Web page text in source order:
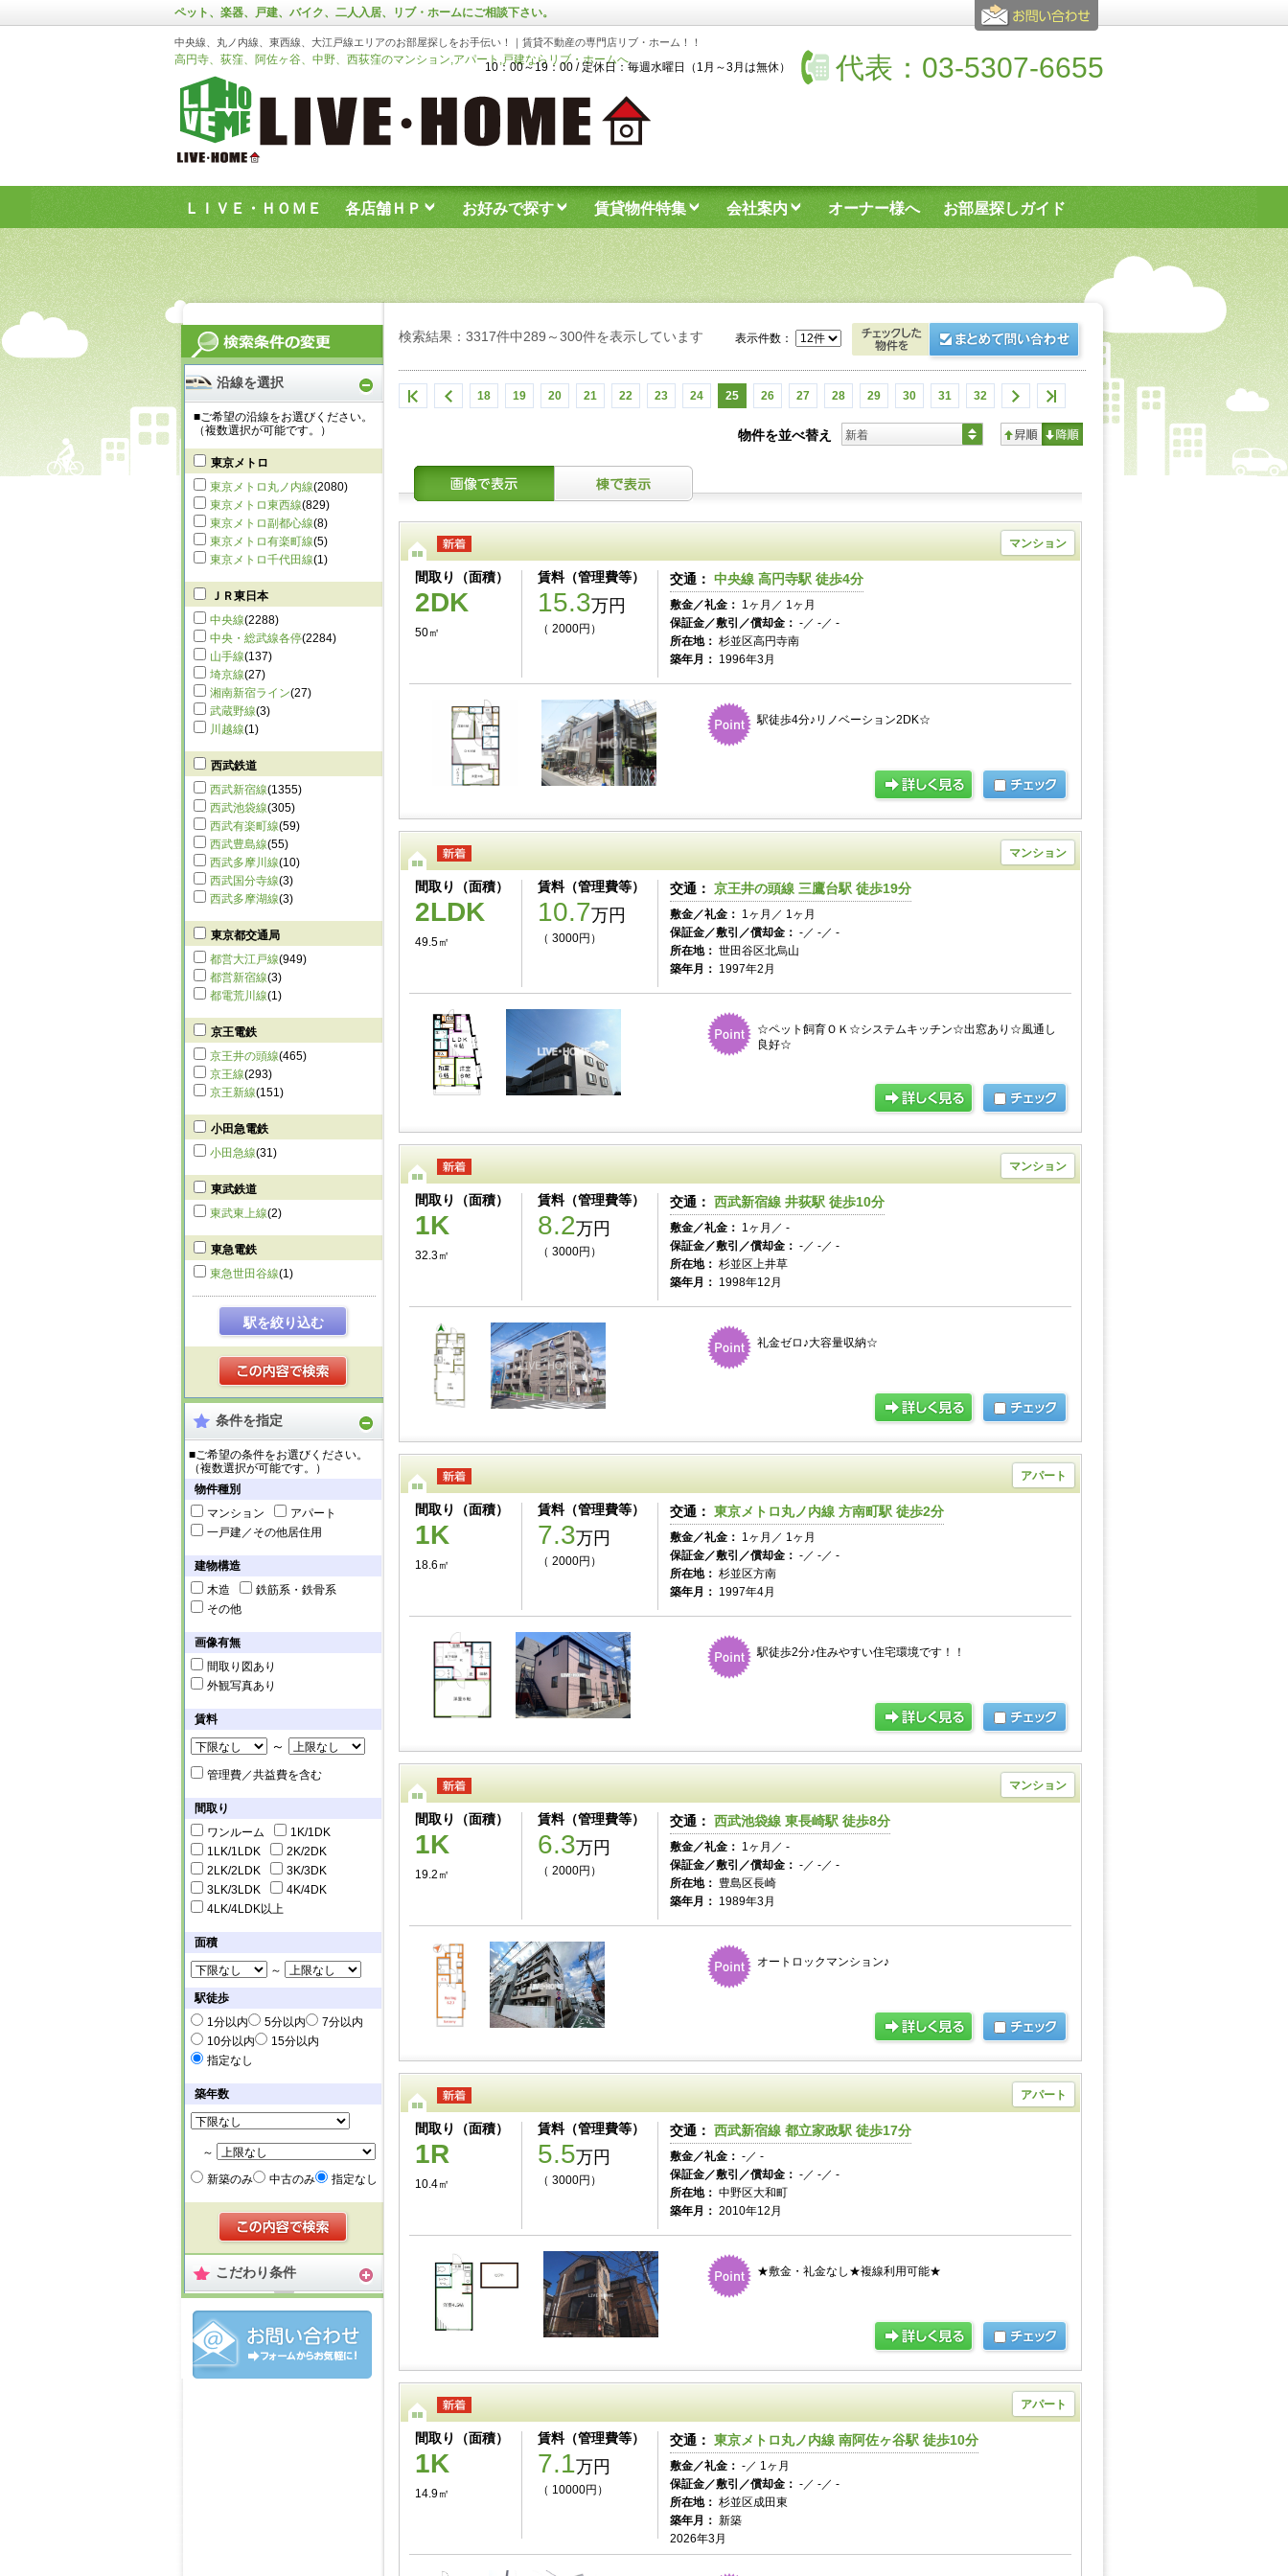
沿線を選択
■ご希望の沿線をお選びください。
（複数選択が可能です。）
東京メトロ
東京メトロ丸ノ内線(2080)
東京メトロ東西線(829)
東京メトロ副都心線(8)
東京メトロ有楽町線(5)
東京メトロ千代田線(1)
ＪＲ東日本
中央線(2288)
中央・総武線各停(2284)
山手線(137)
埼京線(27)
湘南新宿ライン(27)
武蔵野線(3)
川越線(1)
西武鉄道
西武新宿線(1355)
西武池袋線(305)
西武有楽町線(59)
西武豊島線(55)
西武多摩川線(10)
西武国分寺線(3)
西武多摩湖線(3)
東京都交通局
都営大江戸線(949)
都営新宿線(3)
都電荒川線(1)
京王電鉄
京王井の頭線(465)
京王線(293)
京王新線(151)
小田急電鉄
小田急線(31)
東武鉄道
東武東上線(2)
東急電鉄
東急世田谷線(1)
駅を絞り込む
条件を指定
■ご希望の条件をお選びください。
（複数選択が可能です。）
物件種別
マンション
アパート
一戸建／その他居住用
建物構造
木造
鉄筋系・鉄骨系
その他
画像有無
間取り図あり
外観写真あり
賃料
～
管理費／共益費を含む
間取り
ワンルーム
1K/1DK
1LK/1LDK
2K/2DK
2LK/2LDK
3K/3DK
3LK/3LDK
4K/4DK
4LK/4LDK以上
面積
～
駅徒歩
1分以内
5分以内
7分以内
10分以内
15分以内
指定なし
築年数
～
新築のみ
中古のみ 指定なし
こだわり条件
ペット、楽器、戸建、バイク、二人入居、リブ・ホームにご相談下さい。
中央線、丸ノ内線、東西線、大江戸線エリアのお部屋探しをお手伝い！｜賃貸不動産の専門店リブ・ホーム！！
高円寺、荻窪、阿佐ヶ谷、中野、西荻窪のマンション,アパート,戸建ならリブ・ホームへ 代表：03-5307-6655
10：00～19：00 / 定休日：毎週水曜日（1月～3月は無休）
ＬＩＶＥ・ＨＯＭＥ 各店舗ＨＰ お好みで探す 賃貸物件特集 会社案内 オーナー様へ お部屋探しガイド
お問い合わせフォーム
検索結果：3317件中289～300件を表示しています
18 19 20 21 22 23 24 25 26 27 28 29 30 31 32
表示件数：
物件を並べ替え 新着
マンション
間取り（面積）
2DK
50㎡
賃料（管理費等）
15.3万円
（ 2000円）
交通： 中央線 高円寺駅 徒歩4分
敷金／礼金： 1ヶ月／ 1ヶ月
保証金／敷引／償却金： -／ -／ -
所在地： 杉並区高円寺南
築年月： 1996年3月
駅徒歩4分♪リノベーション2DK☆
マンション
間取り（面積）
2LDK
49.5㎡
賃料（管理費等）
10.7万円
（ 3000円）
交通： 京王井の頭線 三鷹台駅 徒歩19分
敷金／礼金： 1ヶ月／ 1ヶ月
保証金／敷引／償却金： -／ -／ -
所在地： 世田谷区北烏山
築年月： 1997年2月
☆ペット飼育ＯＫ☆システムキッチン☆出窓あり☆風通し
良好☆
マンション
間取り（面積）
1K
32.3㎡
賃料（管理費等）
8.2万円
（ 3000円）
交通： 西武新宿線 井荻駅 徒歩10分
敷金／礼金： 1ヶ月／ -
保証金／敷引／償却金： -／ -／ -
所在地： 杉並区上井草
築年月： 1998年12月
礼金ゼロ♪大容量収納☆
アパート
間取り（面積）
1K
18.6㎡
賃料（管理費等）
7.3万円
（ 2000円）
交通： 東京メトロ丸ノ内線 方南町駅 徒歩2分
敷金／礼金： 1ヶ月／ 1ヶ月
保証金／敷引／償却金： -／ -／ -
所在地： 杉並区方南
築年月： 1997年4月
駅徒歩2分♪住みやすい住宅環境です！！
マンション
間取り（面積）
1K
19.2㎡
賃料（管理費等）
6.3万円
（ 2000円）
交通： 西武池袋線 東長崎駅 徒歩8分
敷金／礼金： 1ヶ月／ -
保証金／敷引／償却金： -／ -／ -
所在地： 豊島区長崎
築年月： 1989年3月
オートロックマンション♪
アパート
間取り（面積）
1R
10.4㎡
賃料（管理費等）
5.5万円
（ 3000円）
交通： 西武新宿線 都立家政駅 徒歩17分
敷金／礼金： -／ -
保証金／敷引／償却金： -／ -／ -
所在地： 中野区大和町
築年月： 2010年12月
★敷金・礼金なし★複線利用可能★
アパート
間取り（面積）
1K
14.9㎡
賃料（管理費等）
7.1万円
（ 10000円）
交通： 東京メトロ丸ノ内線 南阿佐ヶ谷駅 徒歩10分
敷金／礼金： -／ 1ヶ月
保証金／敷引／償却金： -／ -／ -
所在地： 杉並区成田東
築年月： 新築
2026年3月